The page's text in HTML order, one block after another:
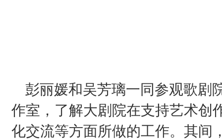
彭丽媛和吴芳璃一同参观歌剧
作室，了解大剧院在支持艺术创
化交流等方面所做的工作。其间